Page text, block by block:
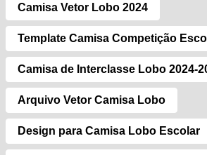
Camisa Vetor Lobo 2024
Template Camisa Competição
Camisa de Interclasse Lobo 2024-
Arquivo Vetor Camisa Lobo
Design para Camisa Lobo Escolar